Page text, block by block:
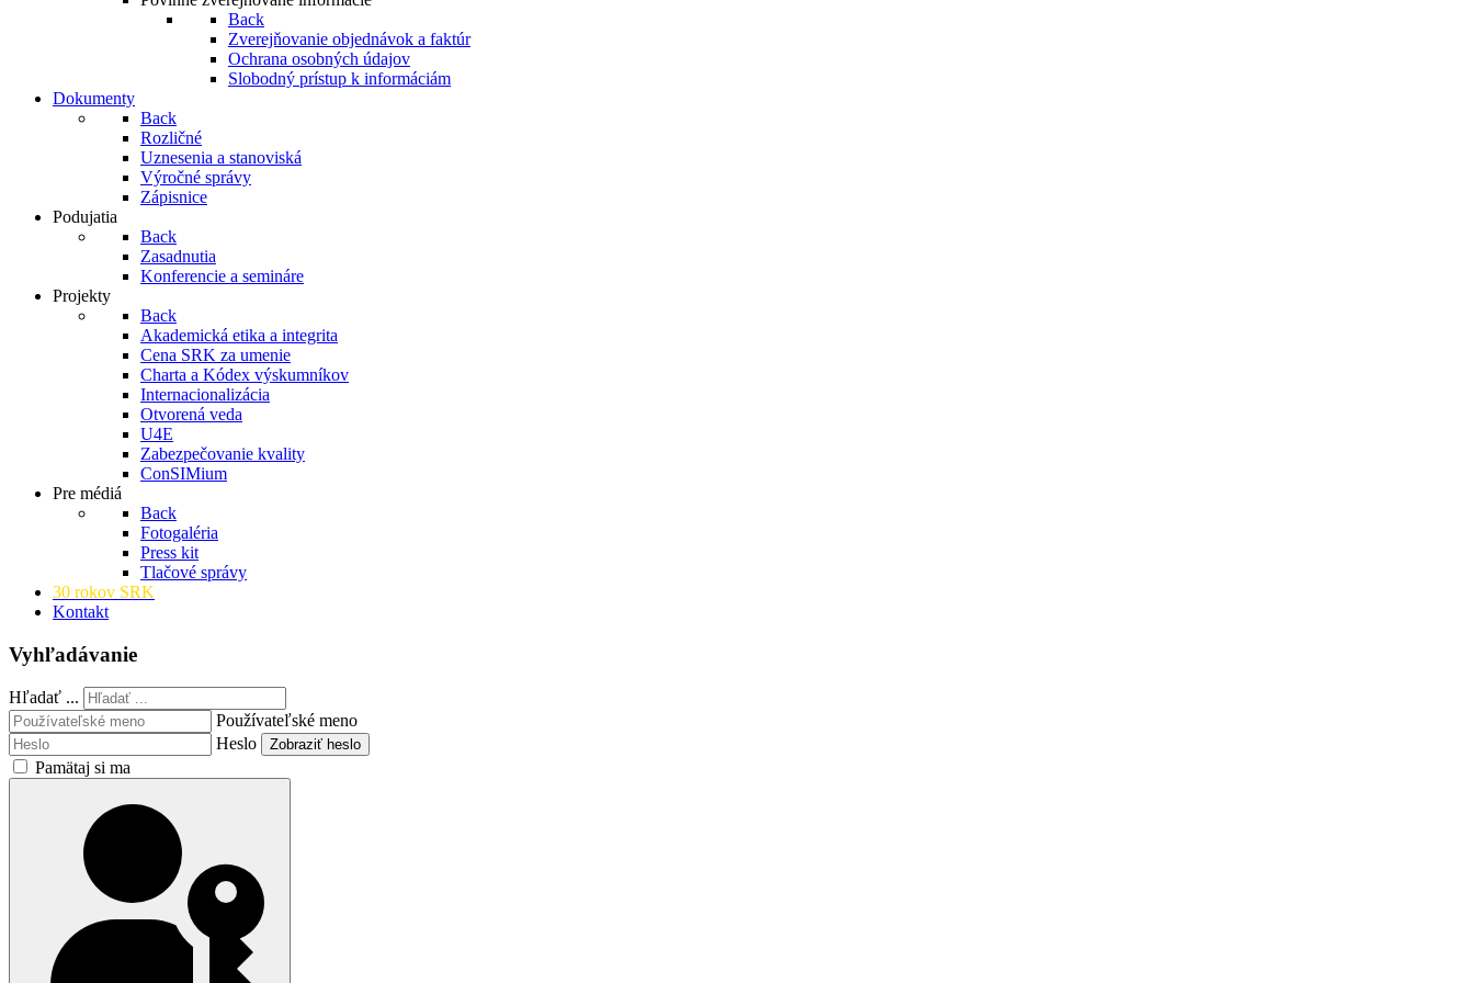
Back
Zverejňovanie objednávok a faktúr
Ochrana osobných údajov
Slobodný prístup k informáciám
Dokumenty
Back
Rozličné
Uznesenia a stanoviská
Výročné správy
Zápisnice
Podujatia
Back
Zasadnutia
Konferencie a semináre
Projekty
Back
Akademická etika a integrita
Cena SRK za umenie
Charta a Kódex výskumníkov
Internacionalizácia
Otvorená veda
U4E
Zabezpečovanie kvality
ConSIMium
Pre médiá
Back
Fotogaléria
Press kit
Tlačové správy
30 rokov SRK
Kontakt
Vyhľadávanie
Hľadať ...
Používateľské meno
Heslo
Zobraziť heslo
Pamätaj si ma